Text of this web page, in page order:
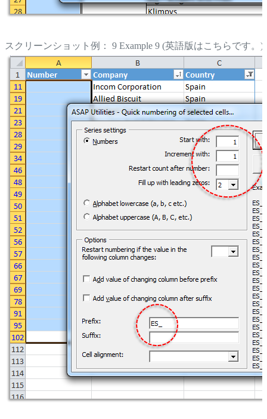
スクリーンショット例： 9 Example 9 (英語版はこちらです。)